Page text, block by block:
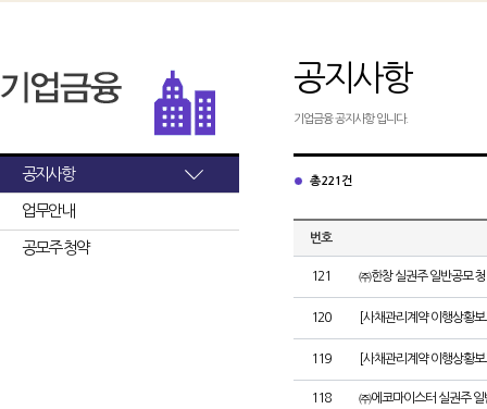
공지사항
업무안내
공모주 청약
공지사항
기업금융 공지사항 입니다.
총 221건
번호
121 ㈜한창 실권주 일반공모
120 [사채관리계약 이행상황
119 [사채관리계약 이행상황
118 ㈜에코마이스터 실권주 일